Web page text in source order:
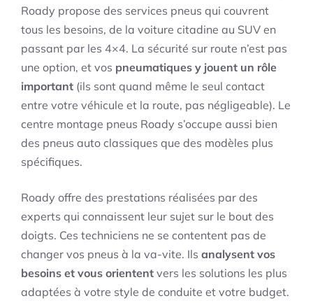
Roady propose des services pneus qui couvrent
tous les besoins, de la voiture citadine au SUV en
passant par les 4×4. La sécurité sur route n’est pas
une option, et vos pneumatiques y jouent un rôle
important (ils sont quand même le seul contact
entre votre véhicule et la route, pas négligeable). Le
centre montage pneus Roady s’occupe aussi bien
des pneus auto classiques que des modèles plus
spécifiques.
Roady offre des prestations réalisées par des
experts qui connaissent leur sujet sur le bout des
doigts. Ces techniciens ne se contentent pas de
changer vos pneus à la va-vite. Ils analysent vos
besoins et vous orientent vers les solutions les plus
adaptées à votre style de conduite et votre budget.